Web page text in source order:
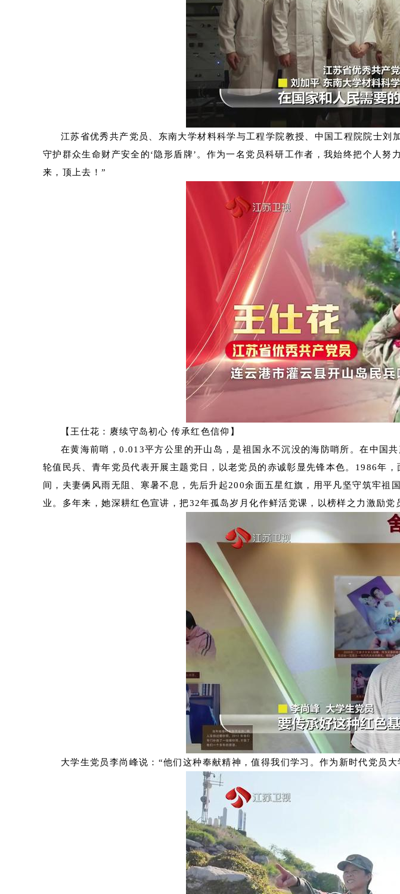
江苏省优秀共产党员、东南大学材料科学与工程学院教授、中国工程院院士刘
守护群众生命财产安全的‘隐形盾牌’。作为一名党员科研工作者，我始终把个人
来，顶上去！”
【王仕花：赓续守岛初心 传承红色信仰】
在黄海前哨，0.013平方公里的开山岛，是祖国永不沉没的海防哨所。在中国
轮值民兵、青年党员代表开展主题党日，以老党员的赤诚彰显先锋本色。1986年
间，夫妻俩风雨无阻、寒暑不息，先后升起200余面五星红旗，用平凡坚守筑牢
业。多年来，她深耕红色宣讲，把32年孤岛岁月化作鲜活党课，以榜样之力激励党
大学生党员李尚峰说：“他们这种奉献精神，值得我们学习。作为新时代党员